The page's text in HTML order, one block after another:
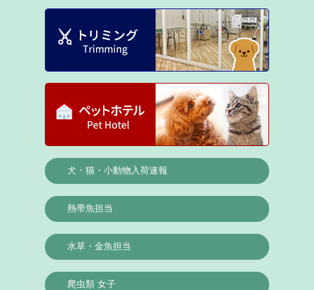
犬・猫・小動物入荷速報
熱帯魚担当
水草・金魚担当
爬虫類 女子